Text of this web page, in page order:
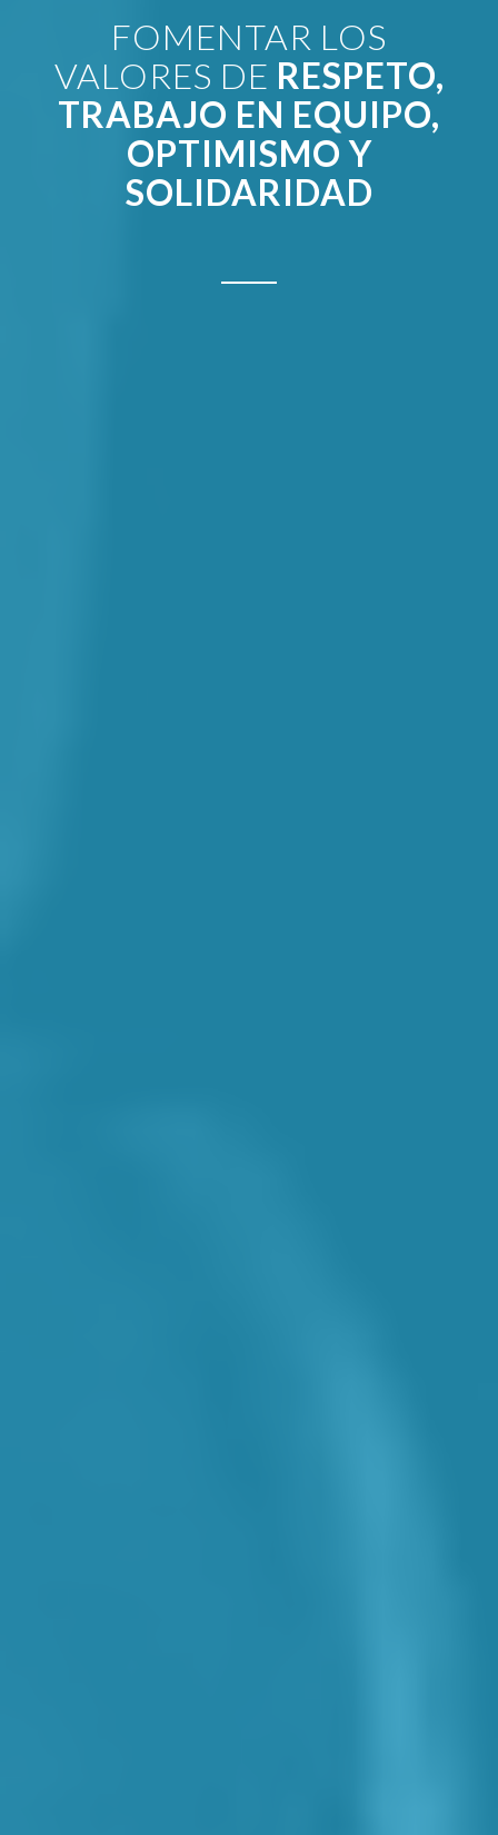
FOMENTAR LOS
VALORES DE RESPETO,
TRABAJO EN EQUIPO,
OPTIMISMO Y
SOLIDARIDAD